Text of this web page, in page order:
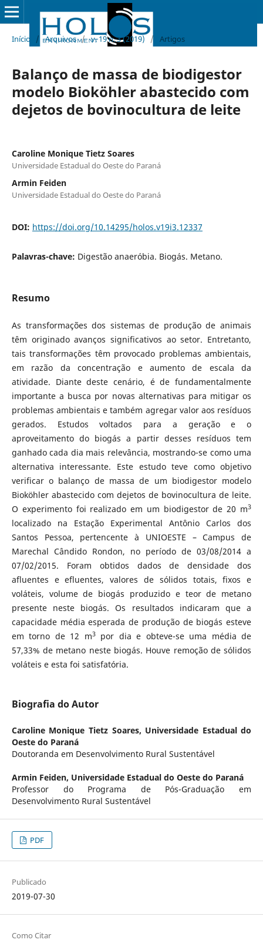
Início / Arquivos / v. 19 n. 3 (2019) / Artigos
Balanço de massa de biodigestor
modelo Bioköhler abastecido com
dejetos de bovinocultura de leite
Caroline Monique Tietz Soares
Universidade Estadual do Oeste do Paraná
Armin Feiden
Universidade Estadual do Oeste do Paraná
DOI: https://doi.org/10.14295/holos.v19i3.12337
Palavras-chave: Digestão anaeróbia. Biogás. Metano.
Resumo
As transformações dos sistemas de produção de animais
têm originado avanços significativos ao setor. Entretanto,
tais transformações têm provocado problemas ambientais,
em razão da concentração e aumento de escala da
atividade. Diante deste cenário, é de fundamentalmente
importante a busca por novas alternativas para mitigar os
problemas ambientais e também agregar valor aos resíduos
gerados. Estudos voltados para a geração e o
aproveitamento do biogás a partir desses resíduos tem
ganhado cada dia mais relevância, mostrando-se como uma
alternativa interessante. Este estudo teve como objetivo
verificar o balanço de massa de um biodigestor modelo
Bioköhler abastecido com dejetos de bovinocultura de leite.
O experimento foi realizado em um biodigestor de 20 m3
localizado na Estação Experimental Antônio Carlos dos
Santos Pessoa, pertencente à UNIOESTE – Campus de
Marechal Cândido Rondon, no período de 03/08/2014 a
07/02/2015. Foram obtidos dados de densidade dos
afluentes e efluentes, valores de sólidos totais, fixos e
voláteis, volume de biogás produzido e teor de metano
presente neste biogás. Os resultados indicaram que a
capacidade média esperada de produção de biogás esteve
em torno de 12 m3por dia e obteve-se uma média de
57,33% de metano neste biogás. Houve remoção de sólidos
voláteis e esta foi satisfatória.
Biografia do Autor
Caroline Monique Tietz Soares, Universidade Estadual do
Oeste do Paraná
Doutoranda em Desenvolvimento Rural Sustentável
Armin Feiden, Universidade Estadual do Oeste do Paraná
Professor do Programa de Pós-Graduação em
Desenvolvimento Rural Sustentável
PDF
Publicado
2019-07-30
Como Citar